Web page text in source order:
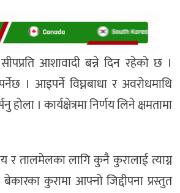
आशावादी बन्ने दिन रहेको छ ।
। आइपर्ने विघ्नबाधा र अवरोधमाथि
। कार्यक्षेत्रमा निर्णय लिने क्षमतामा
र तालमेलका लागि कुनै कुरालाई त्याग्न
कुरामा आफ्नो जिद्दीपना प्रस्तुत